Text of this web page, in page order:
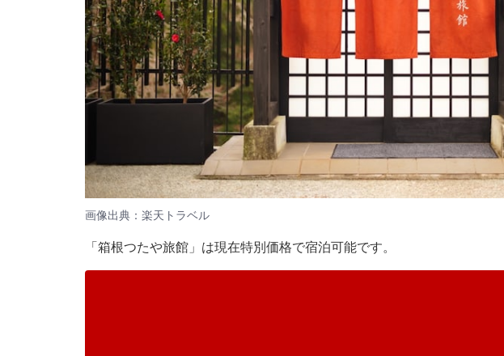
画像出典：楽天トラベル
「箱根つたや旅館」は現在特別価格で宿泊可能です。